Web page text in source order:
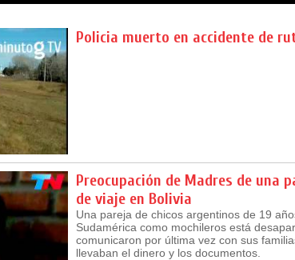
Policia muerto en accidente de
Preocupación de Madres de una
de viaje en Bolivia
Una pareja de chicos argentinos de 19
Sudamérica como mochileros está
comunicaron por última vez con sus
llevaban el dinero y los documentos.